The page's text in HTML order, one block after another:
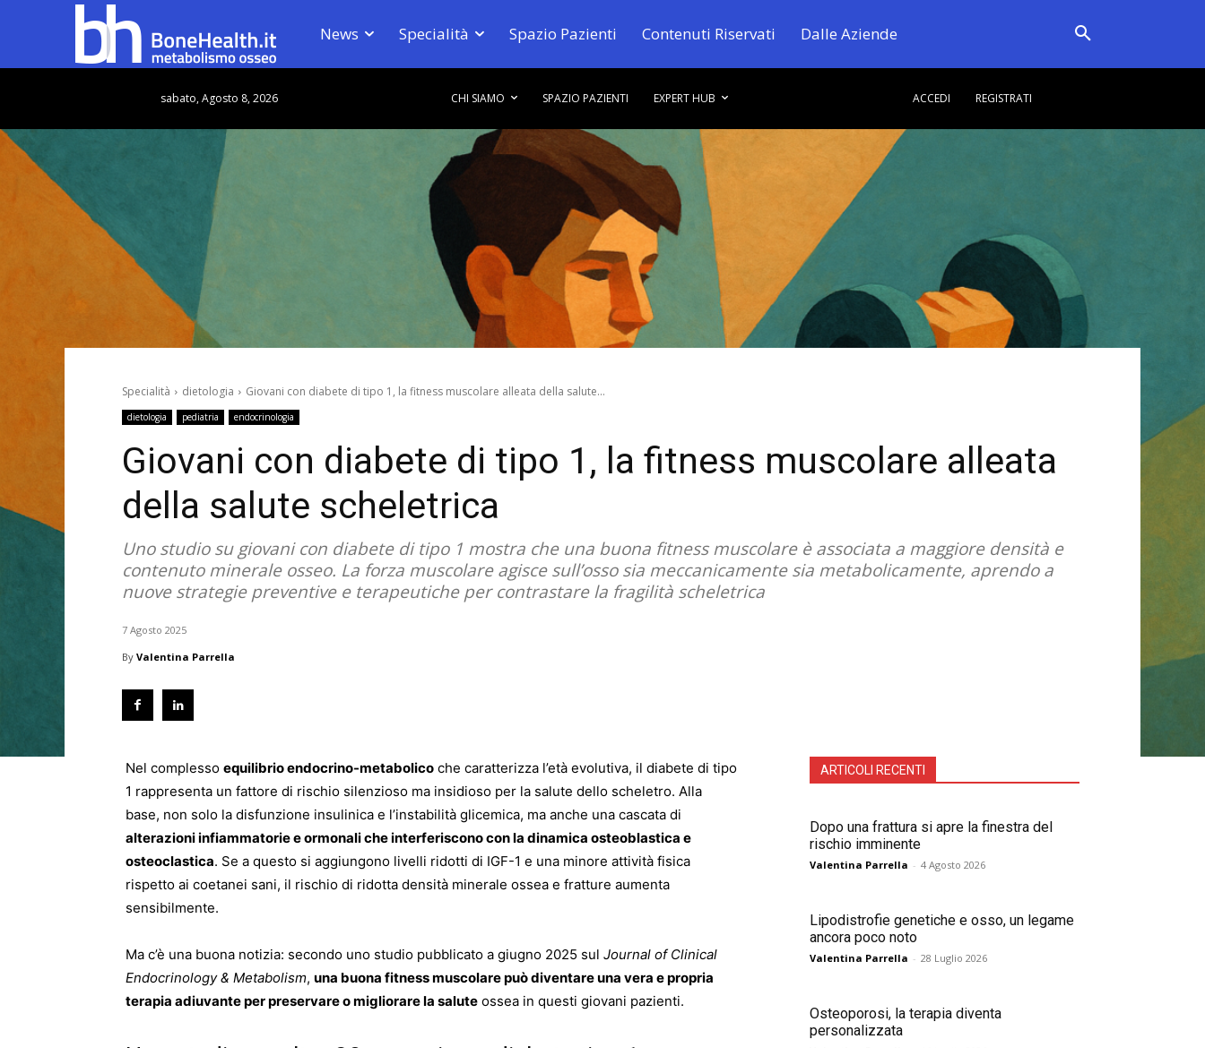
News Specialità Spazio Pazienti Contenuti Riservati Dalle Aziende
sabato, Agosto 8, 2026 CHI SIAMO SPAZIO PAZIENTI EXPERT HUB ACCEDI REGISTRATI
Specialità dietologia Giovani con diabete di tipo 1, la fitness muscolare alleata della salute...
dietologia pediatria endocrinologia
Giovani con diabete di tipo 1, la fitness muscolare alleata
della salute scheletrica
Uno studio su giovani con diabete di tipo 1 mostra che una buona fitness muscolare è associata a maggiore densità e
contenuto minerale osseo. La forza muscolare agisce sull’osso sia meccanicamente sia metabolicamente, aprendo a
nuove strategie preventive e terapeutiche per contrastare la fragilità scheletrica
7 Agosto 2025
By Valentina Parrella
Nel complesso equilibrio endocrino-metabolico che caratterizza l’età evolutiva, il diabete di tipo
1 rappresenta un fattore di rischio silenzioso ma insidioso per la salute dello scheletro. Alla
base, non solo la disfunzione insulinica e l’instabilità glicemica, ma anche una cascata di
alterazioni infiammatorie e ormonali che interferiscono con la dinamica osteoblastica e
osteoclastica. Se a questo si aggiungono livelli ridotti di IGF-1 e una minore attività fisica
rispetto ai coetanei sani, il rischio di ridotta densità minerale ossea e fratture aumenta
sensibilmente.
Ma c’è una buona notizia: secondo uno studio pubblicato a giugno 2025 sul Journal of Clinical
Endocrinology & Metabolism, una buona fitness muscolare può diventare una vera e propria
terapia adiuvante per preservare o migliorare la salute ossea in questi giovani pazienti.
ARTICOLI RECENTI
Dopo una frattura si apre la finestra del
rischio imminente
Valentina Parrella - 4 Agosto 2026
Lipodistrofie genetiche e osso, un legame
ancora poco noto
Valentina Parrella - 28 Luglio 2026
Osteoporosi, la terapia diventa
personalizzata